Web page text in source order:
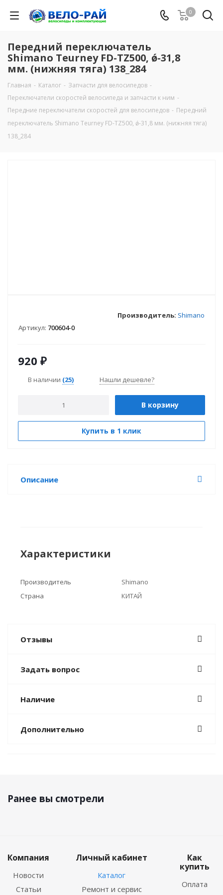
0
Передний переключатель
Shimano Teurney FD-TZ500, ǿ-31,8
мм. (нижняя тяга) 138_284
Главная - Каталог - Запчасти для велосипедов -
Переключатели скоростей велосипеда и запчасти к ним -
Передние переключатели скоростей для велосипедов - Передний
переключатель Shimano Teurney FD-TZ500, ǿ-31,8 мм. (нижняя тяга)
138_284
Артикул: 700604-0
Производитель: Shimano
920 ₽
В наличии (25) Нашли дешевле?
В корзину
Купить в 1 клик
Описание
Характеристики
Производитель
Shimano
Страна
КИТАЙ
Отзывы
Задать вопрос
Наличие
Дополнительно
Ранее вы смотрели
Компания
Новости
Статьи
Личный кабинет
Каталог
Ремонт и сервис
Как
купить
Оплата